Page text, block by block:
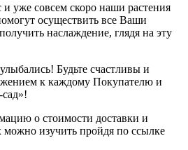
и уже совсем скоро наши растения
осуществить все Ваши
наслаждение, глядя на эту
Будьте счастливы и
к каждому Покупателю и
о стоимости доставки и
можно изучить пройдя по ссылке